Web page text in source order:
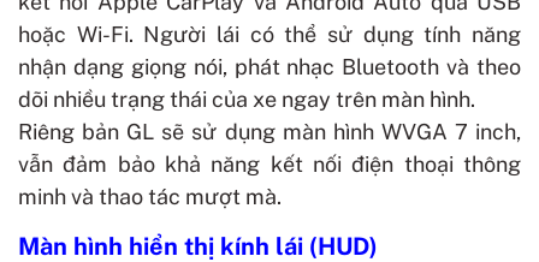
hoặc Wi-Fi. Người lái có thể sử dụng tính năng
nhận dạng giọng nói, phát nhạc Bluetooth và theo
dõi nhiều trạng thái của xe ngay trên màn hình.
Riêng bản GL sẽ sử dụng màn hình WVGA 7 inch,
vẫn đảm bảo khả năng kết nối điện thoại thông
minh và thao tác mượt mà.
Màn hình hiển thị kính lái (HUD)